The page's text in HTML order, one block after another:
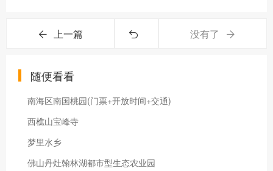
上一篇 没有了
随便看看
南海区南国桃园(门票+开放时间+交通)
西樵山宝峰寺
梦里水乡
佛山丹灶翰林湖都市型生态农业园